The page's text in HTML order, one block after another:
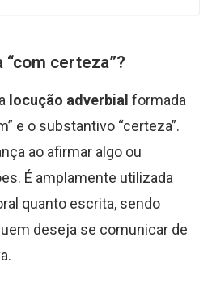
certeza”?
locução adverbial formada
e o substantivo “certeza”.
ao afirmar algo ou
É amplamente utilizada
quanto escrita, sendo
deseja se comunicar de